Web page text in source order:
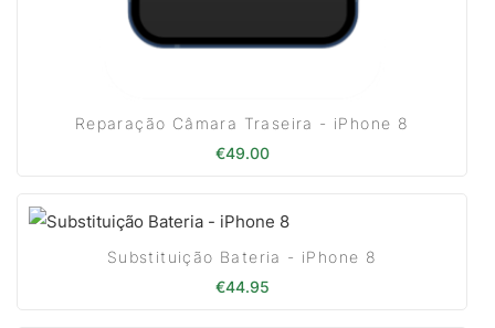
Reparação Câmara Traseira - iPhone 8
€49.00
Substituição Bateria - iPhone 8
€44.95